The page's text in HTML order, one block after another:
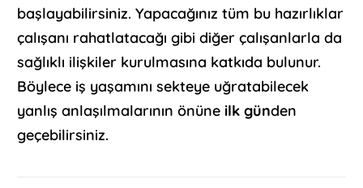
başlayabilirsiniz. Yapacağınız tüm bu hazırlıklar
çalışanı rahatlatacağı gibi diğer çalışanlarla da
sağlıklı ilişkiler kurulmasına katkıda bulunur.
Böylece iş yaşamını sekteye uğratabilecek
yanlış anlaşılmalarının önüne ilk günden
geçebilirsiniz.